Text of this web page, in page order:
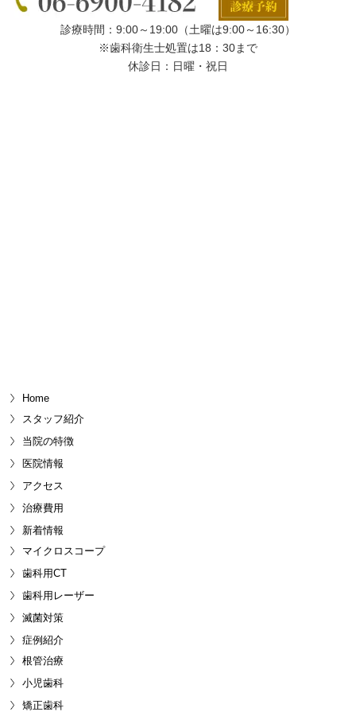
診療時間：9:00～19:00（土曜は9:00～16:30）
※歯科衛生士処置は18：30まで
休診日：日曜・祝日
Home
スタッフ紹介
当院の特徴
医院情報
アクセス
治療費用
新着情報
マイクロスコープ
歯科用CT
歯科用レーザー
滅菌対策
症例紹介
根管治療
小児歯科
矯正歯科